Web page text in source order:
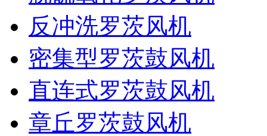
反冲洗罗茨风机
密集型罗茨鼓风机
直连式罗茨鼓风机
章丘罗茨鼓风机